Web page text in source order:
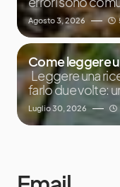
Agosto 3, 2026
Come leggere
Leggere una
farlo due volte:
Luglio 30, 2026